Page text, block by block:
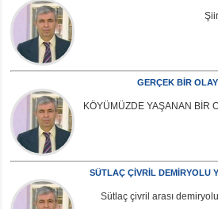
Şiir
GERÇEK BİR OLAY
KÖYÜMÜZDE YAŞANAN BİR
SÜTLAÇ ÇİVRİL DEMİRYOLU
Sütlaç çivril arası